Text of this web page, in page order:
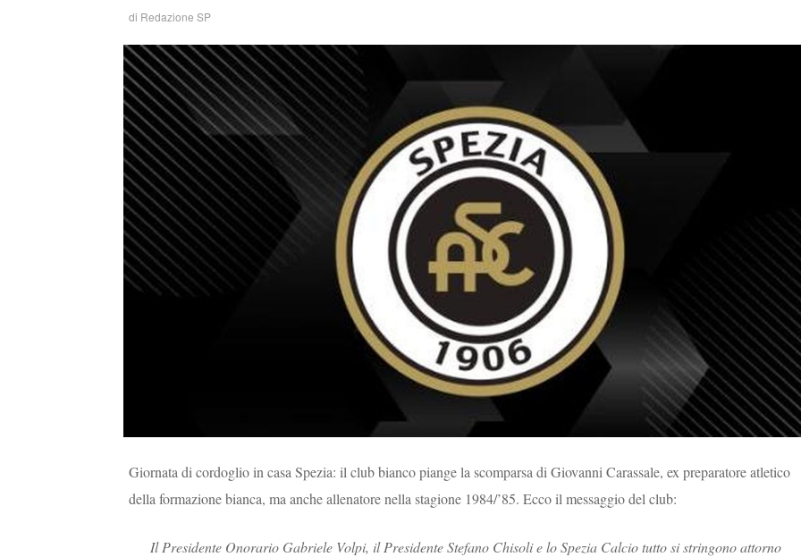
di Redazione SP
Giornata di cordoglio in casa Spezia: il club bianco piange la scomparsa di Giovanni Carassale, ex preparatore atletico
della formazione bianca, ma anche allenatore nella stagione 1984/’85. Ecco il messaggio del club:
Il Presidente Onorario Gabriele Volpi, il Presidente Stefano Chisoli e lo Spezia Calcio tutto si stringono attorno